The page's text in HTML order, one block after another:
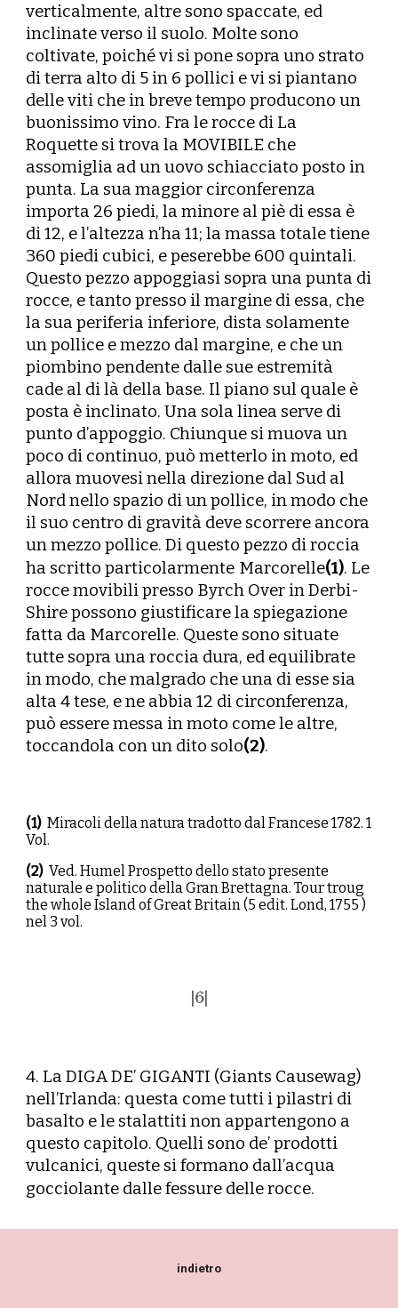
verticalmente, altre sono spaccate, ed
inclinate verso il suolo. Molte sono
coltivate, poiché vi si pone sopra uno strato
di terra alto di 5 in 6 pollici e vi si piantano
delle viti che in breve tempo producono un
buonissimo vino. Fra le rocce di La
Roquette si trova la MOVIBILE che
assomiglia ad un uovo schiacciato posto in
punta. La sua maggior circonferenza
importa 26 piedi, la minore al piè di essa è
di 12, e l’altezza n’ha 11; la massa totale tiene
360 piedi cubici, e peserebbe 600 quintali.
Questo pezzo appoggiasi sopra una punta di
rocce, e tanto presso il margine di essa, che
la sua periferia inferiore, dista solamente
un pollice e mezzo dal margine, e che un
piombino pendente dalle sue estremità
cade al di là della base. Il piano sul quale è
posta è inclinato. Una sola linea serve di
punto d’appoggio. Chiunque si muova un
poco di continuo, può metterlo in moto, ed
allora muovesi nella direzione dal Sud al
Nord nello spazio di un pollice, in modo che
il suo centro di gravità deve scorrere ancora
un mezzo pollice. Di questo pezzo di roccia
ha scritto particolarmente Marcorelle(1). Le
rocce movibili presso Byrch Over in Derbi-
Shire possono giustificare la spiegazione
fatta da Marcorelle. Queste sono situate
tutte sopra una roccia dura, ed equilibrate
in modo, che malgrado che una di esse sia
alta 4 tese, e ne abbia 12 di circonferenza,
può essere messa in moto come le altre,
toccandola con un dito solo(2).
(1) Miracoli della natura tradotto dal Francese 1782. 1
Vol.
(2) Ved. Humel Prospetto dello stato presente
naturale e politico della Gran Brettagna. Tour troug
the whole Island of Great Britain (5 edit. Lond, 1755 )
nel 3 vol.
6|
4. La DIGA DE’ GIGANTI (Giants Causewag)
nell’Irlanda: questa come tutti i pilastri di
basalto e le stalattiti non appartengono a
questo capitolo. Quelli sono de’ prodotti
vulcanici, queste si formano dall’acqua
gocciolante dalle fessure delle rocce.
indietro